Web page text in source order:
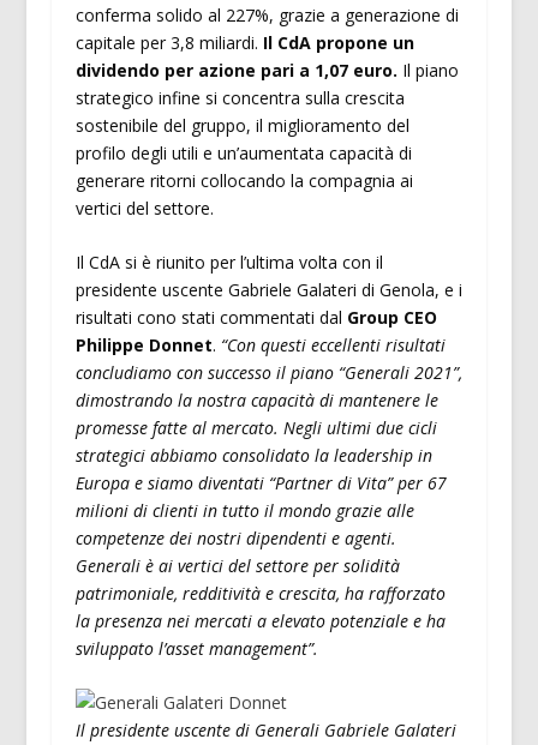
conferma solido al 227%, grazie a generazione di
capitale per 3,8 miliardi. Il CdA propone un
dividendo per azione pari a 1,07 euro. Il piano
strategico infine si concentra sulla crescita
sostenibile del gruppo, il miglioramento del
profilo degli utili e un’aumentata capacità di
generare ritorni collocando la compagnia ai
vertici del settore.
Il CdA si è riunito per l’ultima volta con il
presidente uscente Gabriele Galateri di Genola, e i
risultati cono stati commentati dal Group CEO
Philippe Donnet. “Con questi eccellenti risultati
concludiamo con successo il piano “Generali 2021”,
dimostrando la nostra capacità di mantenere le
promesse fatte al mercato. Negli ultimi due cicli
strategici abbiamo consolidato la leadership in
Europa e siamo diventati “Partner di Vita” per 67
milioni di clienti in tutto il mondo grazie alle
competenze dei nostri dipendenti e agenti.
Generali è ai vertici del settore per solidità
patrimoniale, redditività e crescita, ha rafforzato
la presenza nei mercati a elevato potenziale e ha
sviluppato l’asset management”.
Il presidente uscente di Generali Gabriele Galateri